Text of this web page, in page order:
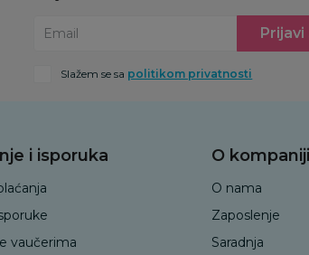
Email Prijavi
Slažem se sa politikom privatnosti
i isporuka
vaučerima
O kompaniji
O nama
Zaposlenje
Saradnja